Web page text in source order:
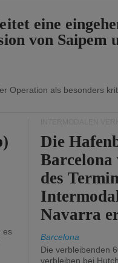
eine
von Saipem
Operation als besonders
es
Die
des
Navarra
Barcelona
Die verbleibenden
verbleiben bei